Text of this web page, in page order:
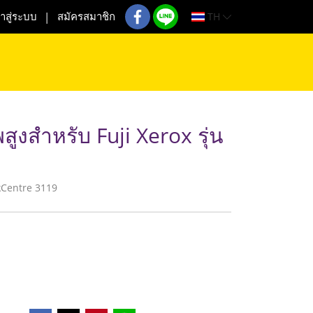
สู่ระบบ สมัครสมาชิก TH
งสำหรับ Fuji Xerox รุ่น
3119